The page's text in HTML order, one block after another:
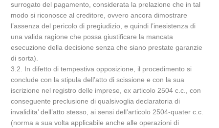
surrogato del pagamento, considerata la prelazione che in tal
modo si riconosce al creditore, ovvero ancora dimostrare
l’assenza del pericolo di pregiudizio, e quindi l’inesistenza di
una valida ragione che possa giustificare la mancata
esecuzione della decisione senza che siano prestate garanzie
di sorta).
3.2. In difetto di tempestiva opposizione, il procedimento si
conclude con la stipula dell’atto di scissione e con la sua
iscrizione nel registro delle imprese, ex articolo 2504 c.c., con
conseguente preclusione di qualsivoglia declaratoria di
invalidita’ dell’atto stesso, ai sensi dell’articolo 2504-quater c.c.
(norma a sua volta applicabile anche alle operazioni di